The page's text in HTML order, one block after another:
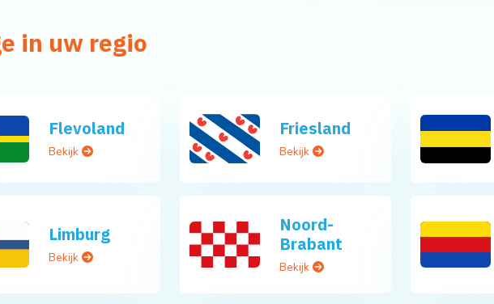
in uw regio
Flevoland
Bekijk
Friesland
Bekijk
Limburg
Bekijk
Noord-
Brabant
Bekijk